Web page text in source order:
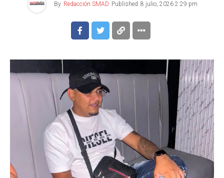
By Redacción SMAD Published 8 julio, 2026 2:29 pm